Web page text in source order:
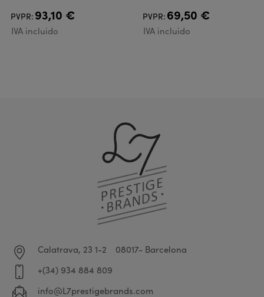
PVPR: 93,10 €
IVA incluido
PVPR: 69,50 €
IVA incluido
Calatrava, 23 1-2
08017- Barcelona
+(34) 934 884 809
info@L7prestigebrands.com